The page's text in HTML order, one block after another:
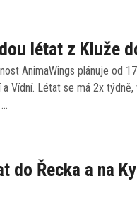
létat z Kluže
AnimaWings plánuje od
Vídní. Létat se má 2x týdně,
do Řecka a na